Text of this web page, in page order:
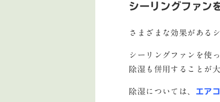
シーリングファン
さまざまな効果がある
シーリングファンを使
除湿も併用することが大
除湿については、 エア